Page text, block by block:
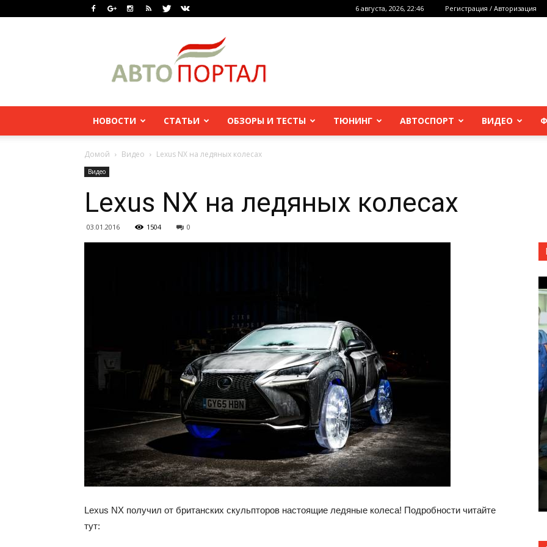
6 августа, 2026, 22:46 Регистрация / Авторизация
НОВОСТИ СТАТЬИ ОБЗОРЫ И ТЕСТЫ ТЮНИНГ АВТОСПОРТ ВИДЕО
Домой Видео Lexus NX на ледяных колесах
Видео
Lexus NX на ледяных колесах
03.01.2016 1504 0
Lexus NX получил от британских скульпторов настоящие ледяные колеса! Подробности читайте
тут:
Самостоятельная парковка E-
Class